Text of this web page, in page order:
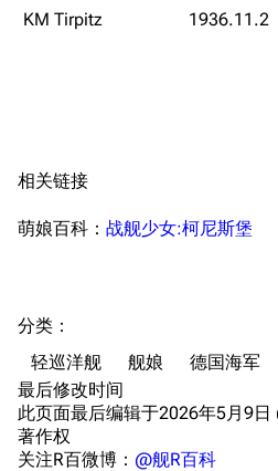
技能
头像
勋章
收藏室
宿舍与家具
餐厅与料理
浴室
游戏BUG汇总
历次活动关
舰娘对话小剧
KM Tirpitz
1936.11.2
相关链接
萌娘百科： 战舰少女:柯尼斯堡
分类 ：​
轻巡洋舰
舰娘
德国海军
最后修改时间
此页面最后编辑于2026年5月9日
著作权
关注R百微博： @舰R百科